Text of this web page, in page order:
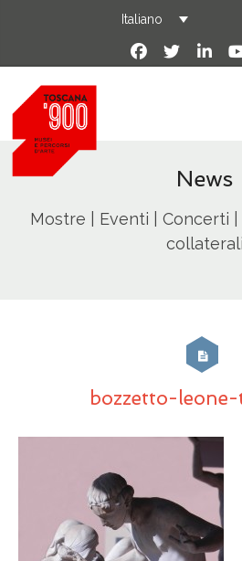
Italiano
News
Mostre | Eventi | Concerti
collaterali
bozzetto-